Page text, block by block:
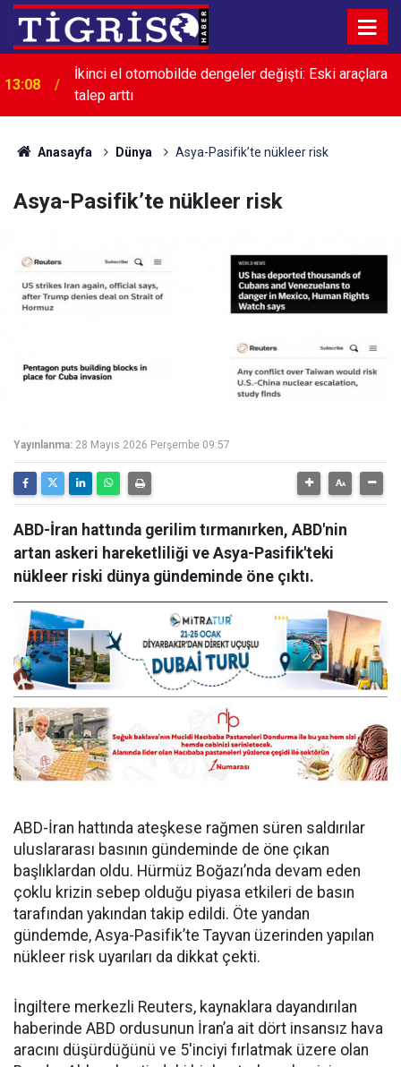
12:55 Van’da sıcaktan bunalanlar bu plaja akın ediyor
Anasayfa Dünya Asya-Pasifik’te nükleer risk
Asya-Pasifik’te nükleer risk
Yayınlanma: 28 Mayıs 2026 Perşembe 09:57
ABD-İran hattında gerilim tırmanırken, ABD'nin
artan askeri hareketliliği ve Asya-Pasifik'teki
nükleer riski dünya gündeminde öne çıktı.
ABD-İran hattında ateşkese rağmen süren saldırılar
uluslararası basının gündeminde de öne çıkan
başlıklardan oldu. Hürmüz Boğazı’nda devam eden
çoklu krizin sebep olduğu piyasa etkileri de basın
tarafından yakından takip edildi. Öte yandan
gündemde, Asya-Pasifik’te Tayvan üzerinden yapılan
nükleer risk uyarıları da dikkat çekti.
İngiltere merkezli Reuters, kaynaklara dayandırılan
haberinde ABD ordusunun İran’a ait dört insansız hava
aracını düşürdüğünü ve 5'inciyi fırlatmak üzere olan